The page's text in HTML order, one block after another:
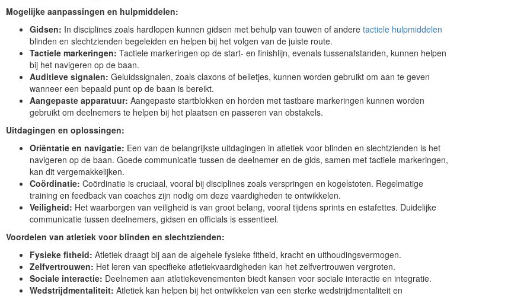
Mogelijke aanpassingen en hulpmiddelen:
Gidsen: In disciplines zoals hardlopen kunnen gidsen met behulp van touwen of andere tactiele hulpmiddelen
blinden en slechtzienden begeleiden en helpen bij het volgen van de juiste route.
Tactiele markeringen: Tactiele markeringen op de start- en finishlijn, evenals tussenafstanden, kunnen helpen
bij het navigeren op de baan.
Auditieve signalen: Geluidssignalen, zoals claxons of belletjes, kunnen worden gebruikt om aan te geven
wanneer een bepaald punt op de baan is bereikt.
Aangepaste apparatuur: Aangepaste startblokken en horden met tastbare markeringen kunnen worden
gebruikt om deelnemers te helpen bij het plaatsen en passeren van obstakels.
Uitdagingen en oplossingen:
Oriëntatie en navigatie: Een van de belangrijkste uitdagingen in atletiek voor blinden en slechtzienden is het
navigeren op de baan. Goede communicatie tussen de deelnemer en de gids, samen met tactiele markeringen,
kan dit vergemakkelijken.
Coördinatie: Coördinatie is cruciaal, vooral bij disciplines zoals verspringen en kogelstoten. Regelmatige
training en feedback van coaches zijn nodig om deze vaardigheden te ontwikkelen.
Veiligheid: Het waarborgen van veiligheid is van groot belang, vooral tijdens sprints en estafettes. Duidelijke
communicatie tussen deelnemers, gidsen en officials is essentieel.
Voordelen van atletiek voor blinden en slechtzienden:
Fysieke fitheid: Atletiek draagt bij aan de algehele fysieke fitheid, kracht en uithoudingsvermogen.
Zelfvertrouwen: Het leren van specifieke atletiekvaardigheden kan het zelfvertrouwen vergroten.
Sociale interactie: Deelnemen aan atletiekevenementen biedt kansen voor sociale interactie en integratie.
Wedstrijdmentaliteit: Atletiek kan helpen bij het ontwikkelen van een sterke wedstrijdmentaliteit en